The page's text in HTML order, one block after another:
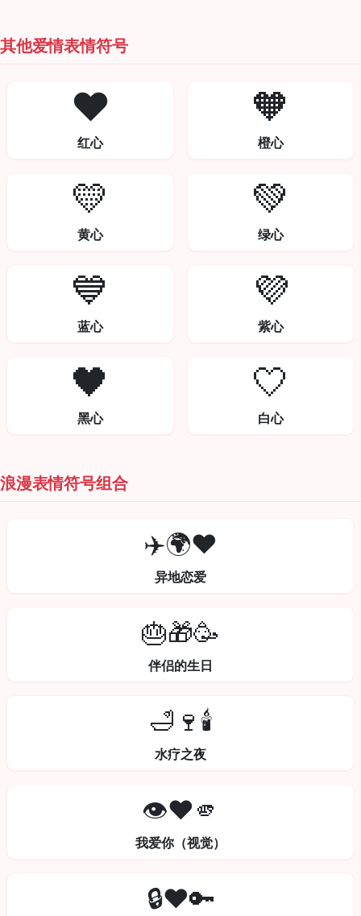
其他爱情表情符号
❤️
红心
🧡
橙心
💛
黄心
💚
绿心
💙
蓝心
💜
紫心
🖤
黑心
🤍
白心
浪漫表情符号组合
✈️🌍❤️
异地恋爱
🎂🎁🥳
伴侣的生日
🛁🍷🕯️
水疗之夜
👁️❤️🫵
我爱你（视觉）
🔒❤️🔑